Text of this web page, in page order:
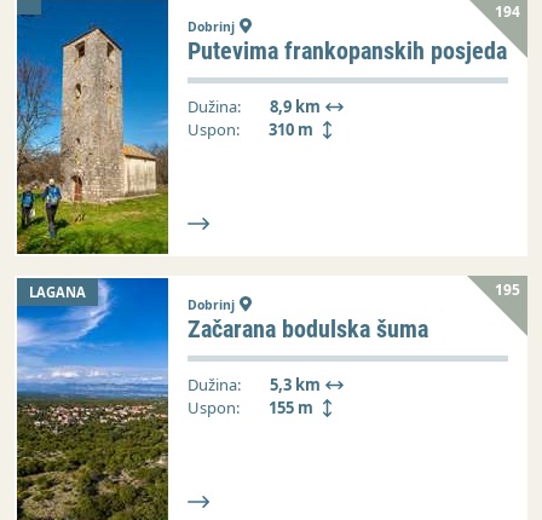
194
Dobrinj
Putevima frankopanskih posjeda
Dužina:
8,9 km
Uspon:
310 m
LAGANA 195
Dobrinj
Začarana bodulska šuma
Dužina:
5,3 km
Uspon:
155 m